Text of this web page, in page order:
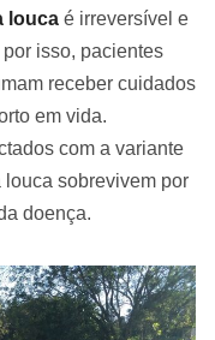
louca é irreversível e
isso, pacientes
receber cuidados
em vida.
com a variante
sobrevivem por
doença.